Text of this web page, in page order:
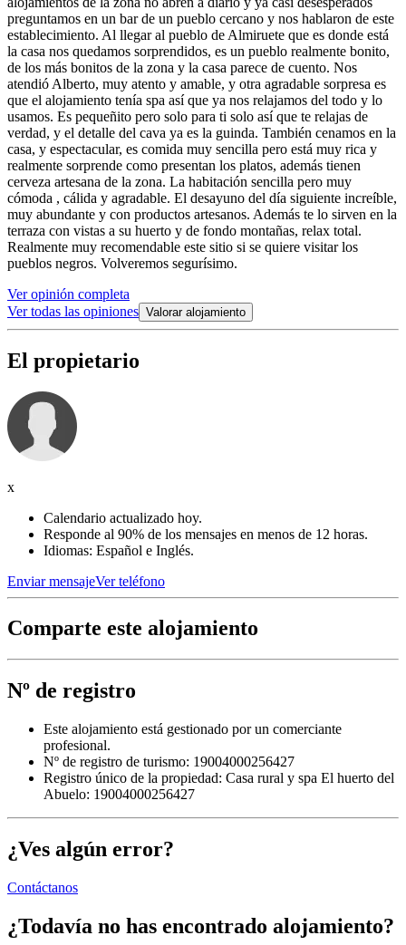
preguntamos en un bar de un pueblo cercano y nos hablaron de este
establecimiento. Al llegar al pueblo de Almiruete que es donde está
la casa nos quedamos sorprendidos, es un pueblo realmente bonito,
de los más bonitos de la zona y la casa parece de cuento. Nos
atendió Alberto, muy atento y amable, y otra agradable sorpresa es
que el alojamiento tenía spa así que ya nos relajamos del todo y lo
usamos. Es pequeñito pero solo para ti solo así que te relajas de
verdad, y el detalle del cava ya es la guinda. También cenamos en la
casa, y espectacular, es comida muy sencilla pero está muy rica y
realmente sorprende como presentan los platos, además tienen
cerveza artesana de la zona. La habitación sencilla pero muy
cómoda , cálida y agradable. El desayuno del día siguiente increíble,
muy abundante y con productos artesanos. Además te lo sirven en la
terraza con vistas a su huerto y de fondo montañas, relax total.
Realmente muy recomendable este sitio si se quiere visitar los
pueblos negros. Volveremos segurísimo.
Ver opinión completa
Ver todas las opiniones Valorar alojamiento
El propietario
x
Calendario actualizado hoy.
Responde al 90% de los mensajes en menos de 12 horas.
Idiomas: Español e Inglés.
Enviar mensajeVer teléfono
Comparte este alojamiento
Nº de registro
Este alojamiento está gestionado por un comerciante
profesional.
Nº de registro de turismo: 19004000256427
Registro único de la propiedad: Casa rural y spa El huerto del
Abuelo: 19004000256427
¿Ves algún error?
Contáctanos
¿Todavía no has encontrado alojamiento?